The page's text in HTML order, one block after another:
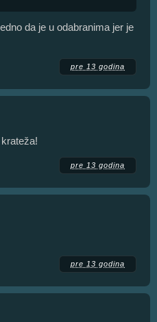
da je u odabranima jer je
pre 13 godina
pre 13 godina
pre 13 godina